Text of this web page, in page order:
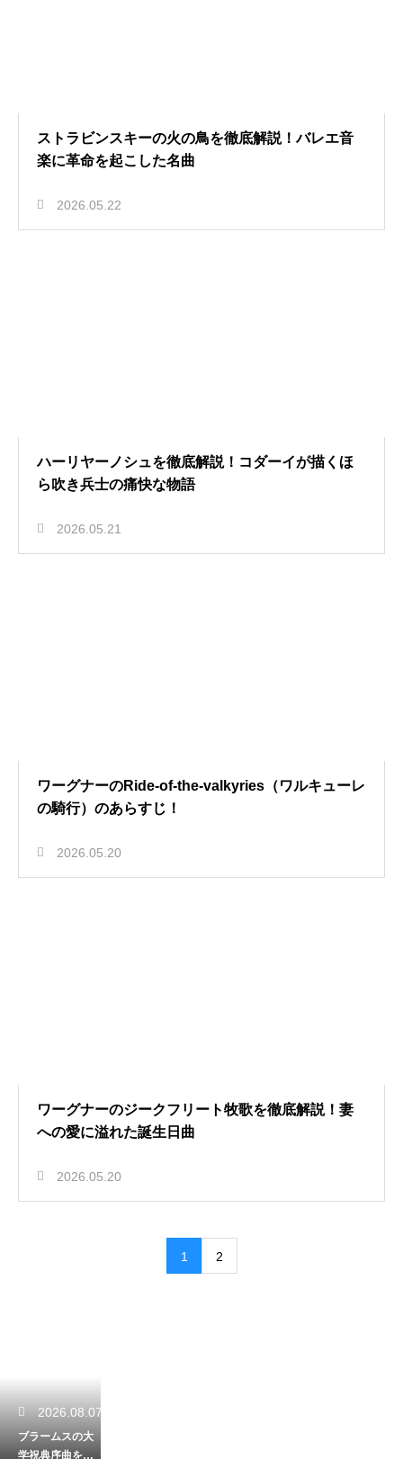
ストラビンスキーの火の鳥を徹底解説！バレエ音
楽に革命を起こした名曲
2026.05.22
ハーリヤーノシュを徹底解説！コダーイが描くほ
ら吹き兵士の痛快な物語
2026.05.21
ワーグナーのRide-of-the-valkyries（ワルキューレ
の騎行）のあらすじ！
2026.05.20
ワーグナーのジークフリート牧歌を徹底解説！妻
への愛に溢れた誕生日曲
2026.05.20
1 2
2026.08.07
ブラームスの大
学祝典序曲を解